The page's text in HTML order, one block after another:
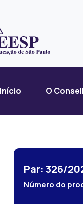
Início O
Par: 326/
Número do